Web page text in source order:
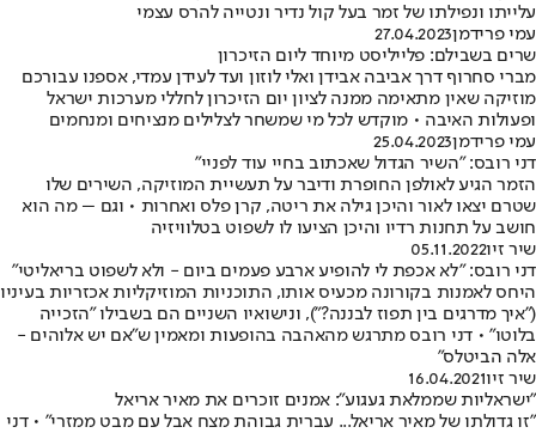
עלייתו ונפילתו של זמר בעל קול נדיר ונטייה להרס עצמי
עמי פרידמן27.04.2023
שרים בשבילם: פלייליסט מיוחד ליום הזיכרון
מברי סחרוף דרך אביבה אבידן ואלי לוזון ועד לעידן עמדי, אספנו עבורכם
מוזיקה שאין מתאימה ממנה לציון יום הזיכרון לחללי מערכות ישראל
ופעולות האיבה • מוקדש לכל מי שמשחר לצלילים מנציחים ומנחמים
עמי פרידמן25.04.2023
דני רובס: "השיר הגדול שאכתוב בחיי עוד לפניי"
הזמר הגיע לאולפן החופרת ודיבר על תעשיית המוזיקה, השירים שלו
שטרם יצאו לאור והיכן גילה את ריטה, קרן פלס ואחרות • וגם – מה הוא
חושב על תחנות רדיו והיכן הציעו לו לשפוט בטלוויזיה
שיר זיו05.11.2022
דני רובס: "לא אכפת לי להופיע ארבע פעמים ביום - ולא לשפוט בריאליטי"
היחס לאמנות בקורונה מכעיס אותו, התוכניות המוזיקליות אכזריות בעיניו
("איך מדרגים בין תפוז לבננה?"), ונישואיו השניים הם בשבילו "הזכייה
בלוטו" • דני רובס מתרגש מהאהבה בהופעות ומאמין ש"אם יש אלוהים -
אלה הביטלס"
שיר זיו16.04.2021
"ישראליות שממלאת געגוע": אמנים זוכרים את מאיר אריאל
"זו גדולתו של מאיר אריאל... עברית גבוהת מצח אבל עם מבט ממזרי" • דני